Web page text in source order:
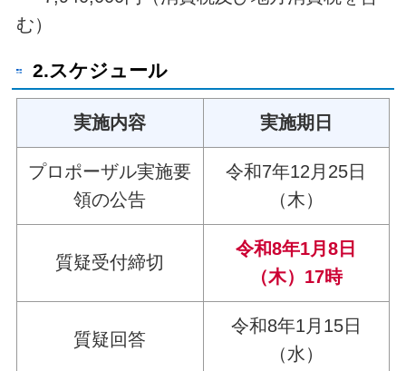
む）
2.スケジュール
実施内容 実施期日
プロポーザル実施要
領の公告
令和7年12月25日
（木）
質疑受付締切
令和8年1月8日
（木）17時
質疑回答
令和8年1月15日
（水）